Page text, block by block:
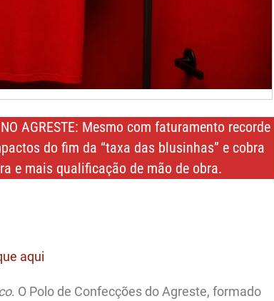
NO AGRESTE: Mesmo com faturamento recorde
do fim da “taxa das blusinhas” e cobra
e mais qualificação de mão de obra.
. O Polo de Confecções do Agreste, formado